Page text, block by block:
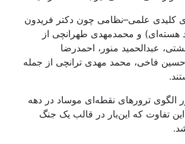
کلیدی علمی–نظامی چون دکتر فریدون
هسته‌ای) و محمدمهدی طهرانچی از
عبدالحمید منور، احمدرضا
فاخی، محمد مهدی ترانچی از جمله
الگوی ترورهای نقطه‌ای موساد در دهه
تفاوت که این‌بار در قالب یک جنگ